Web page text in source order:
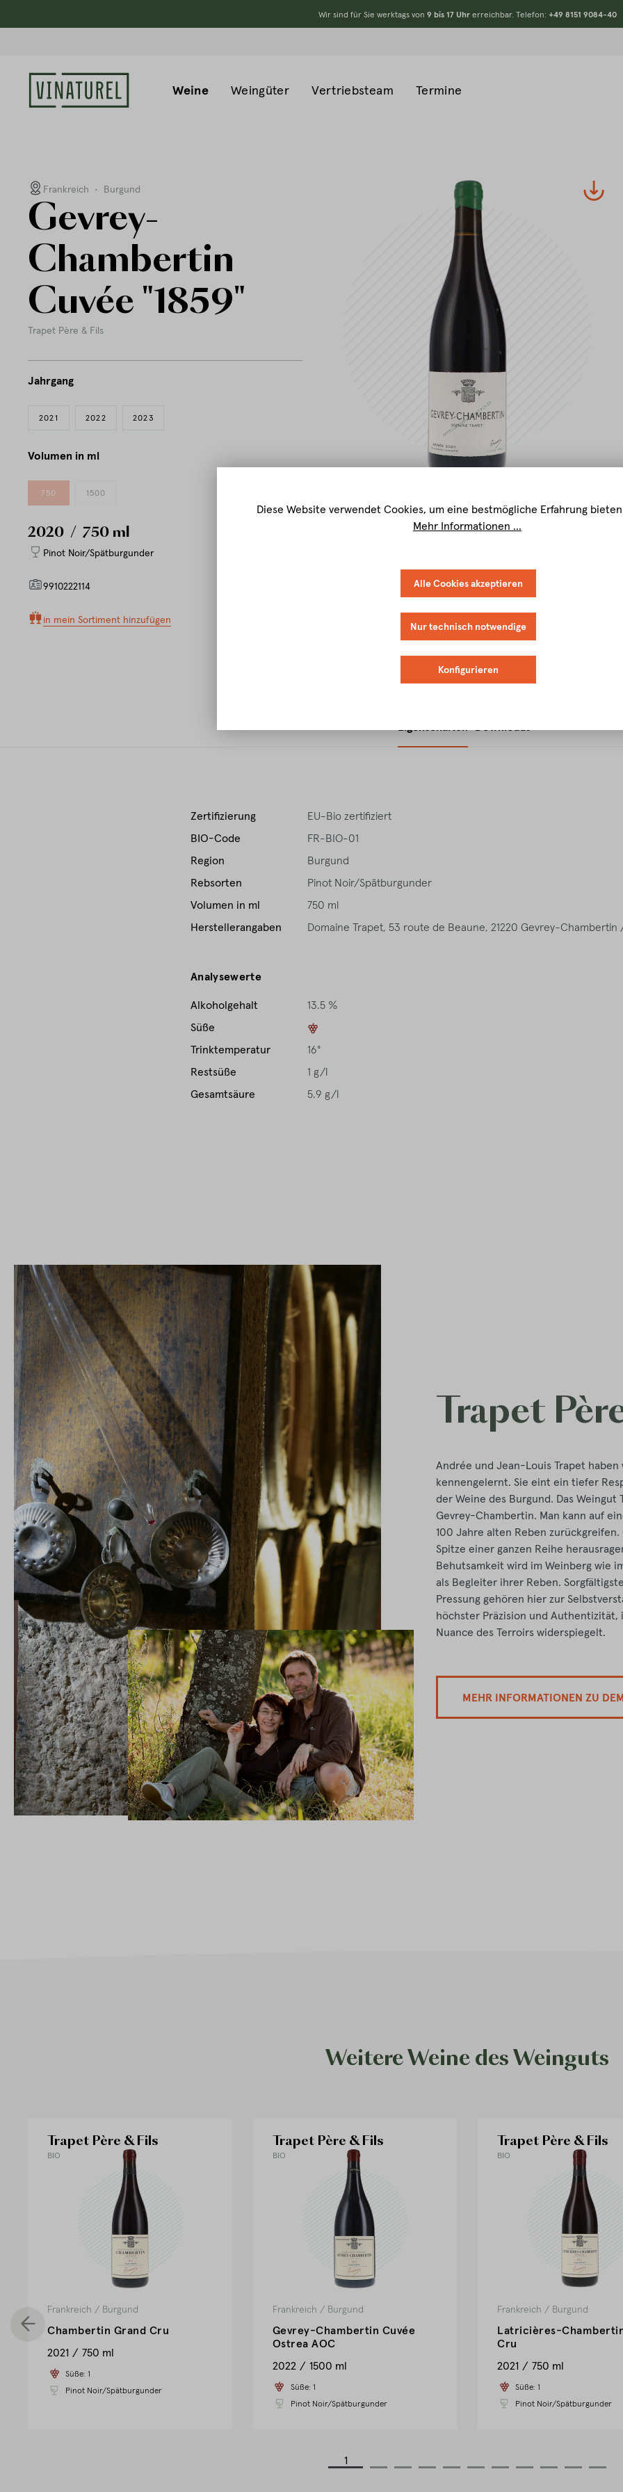
Wir sind für Sie werktags von 9 bis 17 Uhrerreichbar. Telefon: +49 8151 9084-40
Weine Weingüter Vertriebsteam Termine
Frankreich • Burgund
Gevrey-
Chambertin
Cuvée "1859"
Trapet Père & Fils
Jahrgang
2021 2022 2023
Volumen in ml
750 1500
2020 / 750 ml
Pinot Noir/Spätburgunder
9910222114
in mein Sortiment hinzufügen
#
Eigenschaften Downloads
Zertifizierung
EU-Bio zertifiziert
BIO-Code
FR-BIO-01
Region
Burgund
Rebsorten
Pinot Noir/Spätburgunder
Volumen in ml
750 ml
Herstellerangaben
Domaine Trapet, 53 route de Beaune, 21220 Gevrey-Chambertin
Analysewerte
Alkoholgehalt
13.5 %
Süße
1
Trinktemperatur
16°
Restsüße
1 g/l
Gesamtsäure
5.9 g/l
Trapet
Andrée und Jean-Louis Trapet
kennengelernt. Sie eint ein tiefer
der Weine des Burgund. Das
Gevrey-Chambertin. Man kann auf
100 Jahre alten Reben
Spitze einer ganzen Reihe
Behutsamkeit wird im Weinberg wie
als Begleiter ihrer Reben.
Pressung gehören hier zur
höchster Präzision und
Nuance des Terroirs widerspiegelt.
MEHR INFORMATIONEN ZU
Weitere Weine des Weinguts
1
Trapet Père & Fils
BIO
Frankreich / Burgund
Chambertin Grand Cru
2021
750 ml
Süße: 1
Pinot Noir/Spätburgunder
Trapet Père & Fils
BIO
Frankreich / Burgund
Gevrey-Chambertin Cuvée
Ostrea AOC
2022
1500 ml
Süße: 1
Pinot Noir/Spätburgunder
Trapet Père & Fils
BIO
Frankreich / Burgund
Latricières-
Cru
2021
750 ml
Süße: 1
Pinot Noir/Spätburgunder
Diese Website verwendet Cookies, um eine bestmögliche Erfahrung
Mehr Informationen ...
Alle Cookies akzeptieren
Nur technisch notwendige
Konfigurieren